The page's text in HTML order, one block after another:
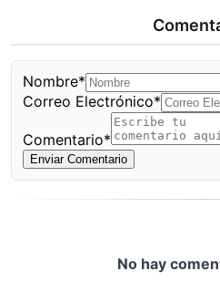
Nombre*
Correo Electrónico*
Comentario*
Enviar Comentario
No hay